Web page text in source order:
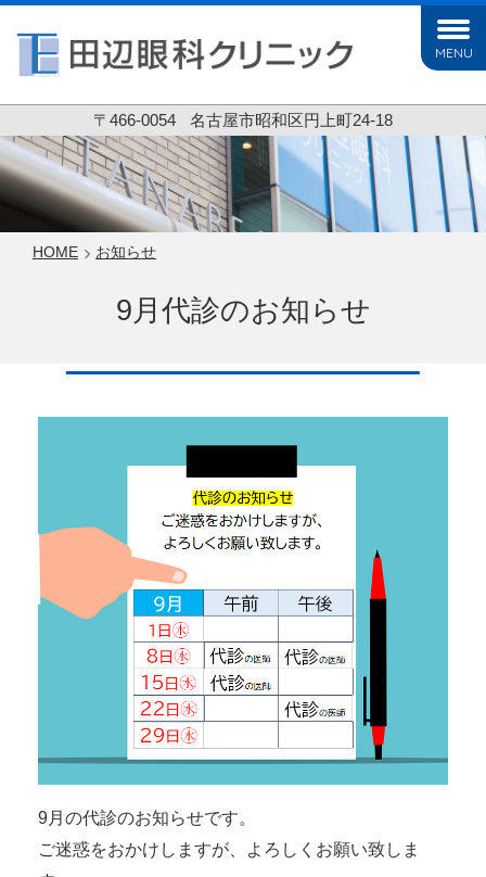
〒466-0054 名古屋市昭和区円上町24-18
MENU
HOME お知らせ
9月代診のお知らせ
9月の代診のお知らせです。
ご迷惑をおかけしますが、よろしくお願い致しま